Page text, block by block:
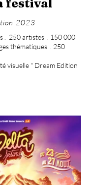
festival
2023
. 250 artistes . 150 000
thématiques . 250
visuelle " Dream Edition